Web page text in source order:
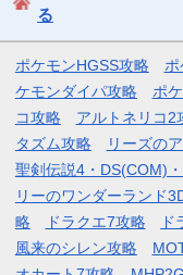
る
ポケモンHGSS攻略 ポ
ケモンダイパ攻略
ポ
コ攻略
アルトネリコ2
タズム攻略
リーズの
聖剣伝説4・DS(COM)
リーのワンダーランド
略
ドラクエ7攻略 ド
風来のシレン攻略